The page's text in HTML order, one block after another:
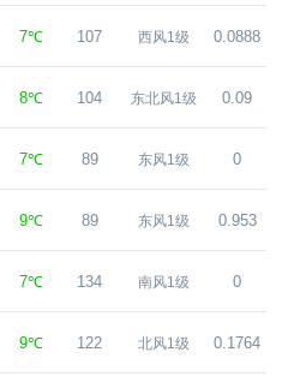
7℃ 107 西风1级 0.0888
8℃ 104 东北风1级 0.09
7℃ 89 东风1级 0
9℃ 89 东风1级 0.953
7℃ 134 南风1级 0
9℃ 122 北风1级 0.1764